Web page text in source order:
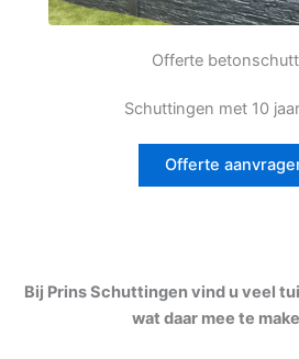
Offerte
Schuttingen met 10
Offerte
Bij Prins Schuttingen vind u veel
wat daar mee te